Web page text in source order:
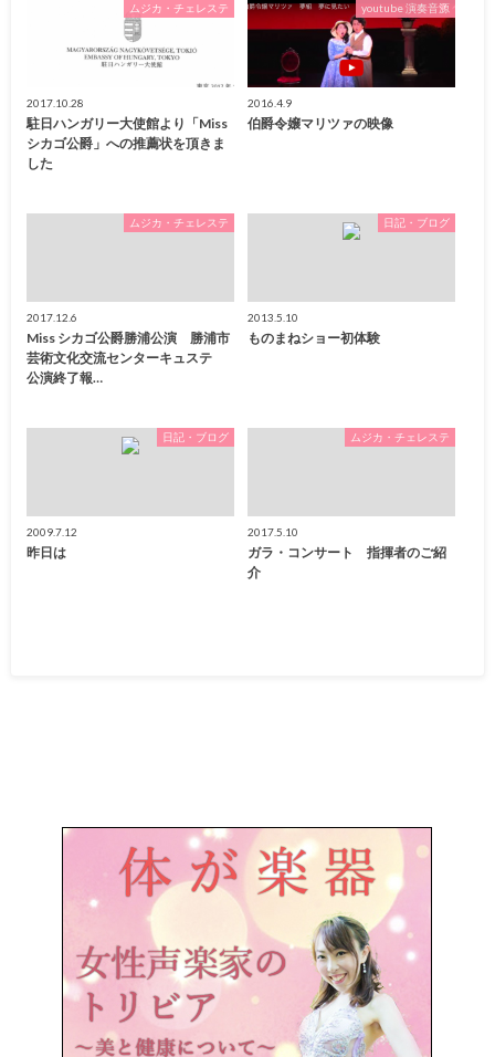
ムジカ・チェレステ
2017.10.28
駐日ハンガリー大使館より「Miss
シカゴ公爵」への推薦状を頂きま
した
youtube 演奏音源
2016.4.9
伯爵令嬢マリツァの映像
ムジカ・チェレステ
2017.12.6
Miss シカゴ公爵勝浦公演 勝浦市
芸術文化交流センターキュステ
公演終了報…
日記・ブログ
2013.5.10
ものまねショー初体験
日記・ブログ
2009.7.12
昨日は
ムジカ・チェレステ
2017.5.10
ガラ・コンサート 指揮者のご紹
介